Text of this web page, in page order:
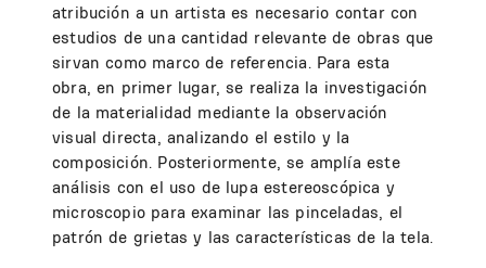
atribución a un artista es necesario contar con
estudios de una cantidad relevante de obras que
sirvan como marco de referencia. Para esta
obra, en primer lugar, se realiza la investigación
de la materialidad mediante la observación
visual directa, analizando el estilo y la
composición. Posteriormente, se amplía este
análisis con el uso de lupa estereoscópica y
microscopio para examinar las pinceladas, el
patrón de grietas y las características de la tela.